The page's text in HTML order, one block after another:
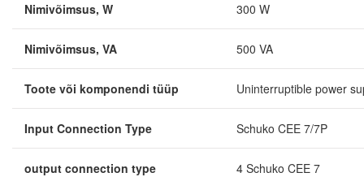
Nimivõimsus, W 300 W
Nimivõimsus, VA 500 VA
Toote või komponendi tüüp Uninterruptible power
Input Connection Type Schuko CEE 7/7P
output connection type 4 Schuko CEE 7